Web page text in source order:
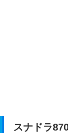
スナドラ